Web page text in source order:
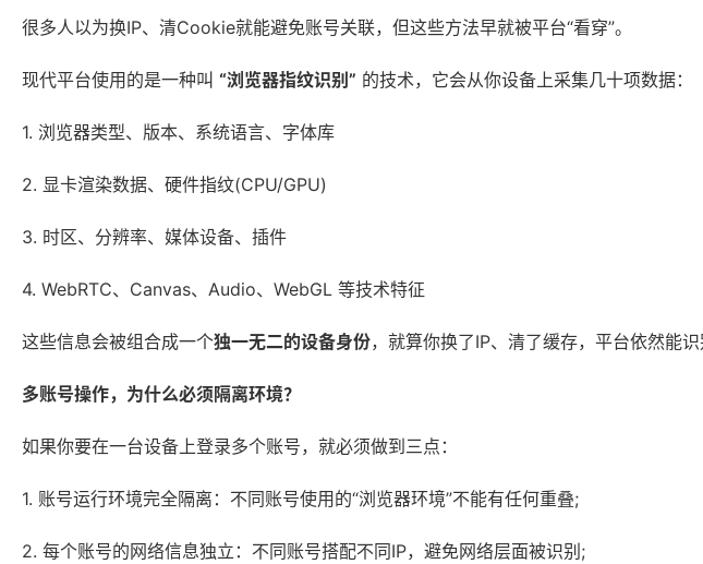
很多人以为换IP、清Cookie就能避免账号关联，但这些方法早就被平台“看穿”。
现代平台使用的是一种叫 “浏览器指纹识别” 的技术，它会从你设备上采集几十项数据：
1. 浏览器类型、版本、系统语言、字体库
2. 显卡渲染数据、硬件指纹(CPU/GPU)
3. 时区、分辨率、媒体设备、插件
4. WebRTC、Canvas、Audio、WebGL 等技术特征
这些信息会被组合成一个独一无二的设备身份，就算你换了IP、清了缓存，平台依然能识
多账号操作，为什么必须隔离环境？
如果你要在一台设备上登录多个账号，就必须做到三点：
1. 账号运行环境完全隔离：不同账号使用的“浏览器环境”不能有任何重叠;
2. 每个账号的网络信息独立：不同账号搭配不同IP，避免网络层面被识别;